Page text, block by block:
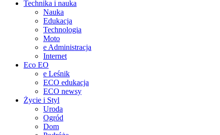
Technika i nauka
Nauka
Edukacja
Technologia
Moto
e Administracja
Internet
Eco EO
e Leśnik
ECO edukacja
ECO newsy
Życie i Styl
Uroda
Ogród
Dom